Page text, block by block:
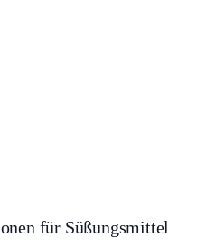
für Süßungsmittel